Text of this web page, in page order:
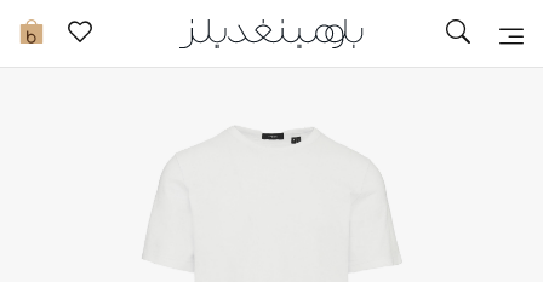
0 تخفيضات
مزيد من التخفيضات